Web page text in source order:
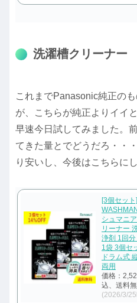
洗濯槽クリーナー
これまでPanasonic純正の
が、こちらが純正よりイイ
早速今日試してみました。
てきた量とでどうだろ・・
り安いし、今後はこちらに
[3個セッ
シュマニ
リーナー
浄剤 1回
1袋 3個セ
ドラム式
両用
価格：
込、送料
(2026/3/